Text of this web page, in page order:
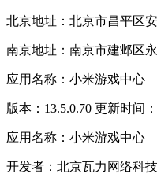
北京地址：北京市昌平区
南京地址：南京市建邺区
应用名称：小米游戏中心
版本：13.5.0.70 更新时间
应用名称：小米游戏中心
开发者：北京瓦力网络科